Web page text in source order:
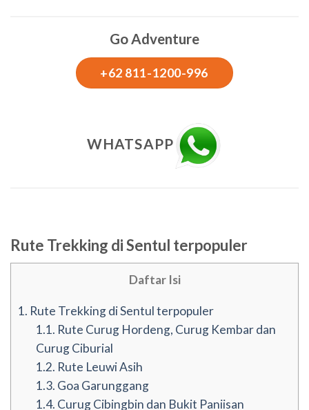
Go Adventure
+62 811-1200-996
WHATSAPP
Rute Trekking di Sentul terpopuler
Daftar Isi
1. Rute Trekking di Sentul terpopuler
1.1. Rute Curug Hordeng, Curug Kembar dan
Curug Ciburial
1.2. Rute Leuwi Asih
1.3. Goa Garunggang
1.4. Curug Cibingbin dan Bukit Paniisan